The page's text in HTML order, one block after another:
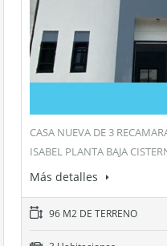
CASA NUEVA DE 3
ISABEL PLANTA BAJA
Más detalles
96 M2 DE TERRENO